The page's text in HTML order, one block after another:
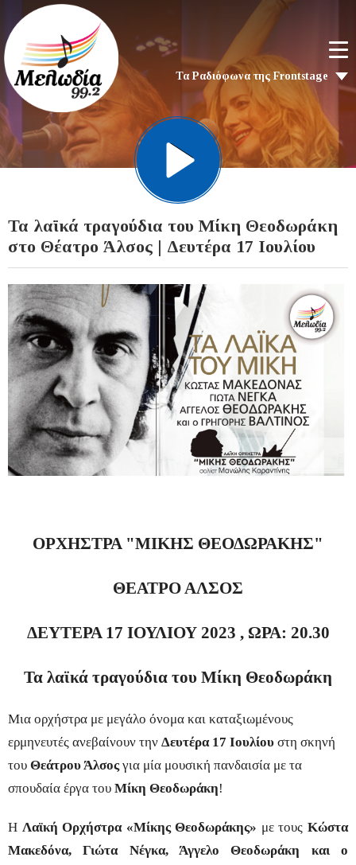
Τα Ραδιόφωνα της Frontstage
Τα λαϊκά τραγούδια του Μίκη Θεοδωράκη
στο Θέατρο Άλσος | Δευτέρα 17 Ιουλίου
ΟΡΧΗΣΤΡΑ "ΜΙΚΗΣ ΘΕΟΔΩΡΑΚΗΣ"
ΘΕΑΤΡΟ ΑΛΣΟΣ
ΔΕΥΤΕΡΑ 17 ΙΟΥΛΙΟΥ 2023 , ΩΡΑ: 20.30
Τα λαϊκά τραγούδια του Μίκη Θεοδωράκη
Μια ορχήστρα με μεγάλο όνομα και καταξιωμένους
ερμηνευτές ανεβαίνουν την Δευτέρα 17 Ιουλίου στη σκηνή
του Θεάτρου Άλσοςγια μία μουσική πανδαισία με τα
σπουδαία έργα του Μίκη Θεοδωράκη!
Η Λαϊκή Ορχήστρα «Μίκης Θεοδωράκης» με τουςΚώστα
Μακεδόνα, Γιώτα Νέγκα, Άγγελο Θεοδωράκη και ο